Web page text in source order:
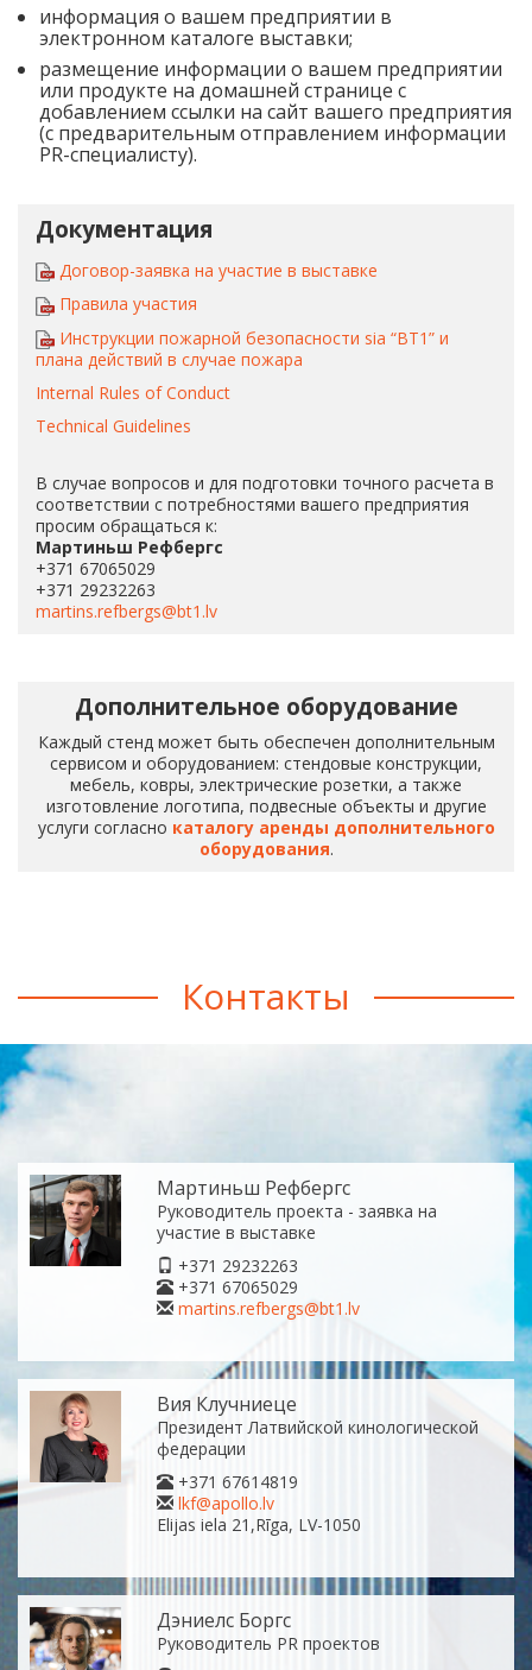
информация о вашем предприятии в
электронном каталоге выставки;
размещение информации о вашем предприятии
или продукте на домашней странице с
добавлением ссылки на сайт вашего предприятия
(с предварительным отправлением информации
PR-специалисту).
Документация
Договор-заявка на участие в выставке
Правила участия
Инструкции пожарной безопасности sia “BT1” и
плана действий в случае пожара
Internal Rules of Conduct
Technical Guidelines
В случае вопросов и для подготовки точного расчета в
соответствии с потребностями вашего предприятия
просим обращаться к:
Мартиньш Рефбергс
+371 67065029
+371 29232263
martins.refbergs@bt1.lv
Дополнительное оборудование
Каждый стенд может быть обеспечен дополнительным
сервисом и оборудованием: стендовые конструкции,
мебель, ковры, электрические розетки, а также
изготовление логотипа, подвесные объекты и другие
услуги согласно каталогу аренды дополнительного
оборудования.
Контакты
Мартиньш Рефбергс
Руководитель проекта - заявка на
участие в выставке
+371 29232263
+371 67065029
martins.refbergs@bt1.lv
Вия Клучниеце
Президент Латвийской кинологической
федерации
+371 67614819
lkf@apollo.lv
Elijas iela 21,Rīga, LV-1050
Дэниелс Боргс
Руководитель PR проектов